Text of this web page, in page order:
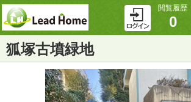
閲覧履歴
0
狐塚古墳緑地